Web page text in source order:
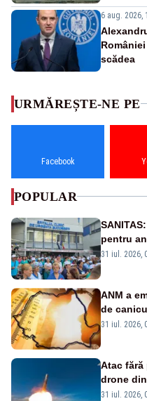
6 aug. 2026,
scădea
URMĂREȘTE-NE PE
Facebook
POPULAR
pentru
Legii
31 iul. 2026,
ANM a
de
de
31 iul. 2026,
Atac fără
drone
31 iul. 2026,